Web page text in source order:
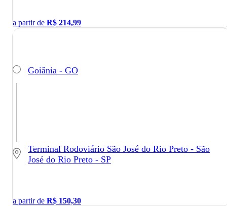
a partir de R$ 214,99
Goiânia - GO
Terminal Rodoviário São José do Rio Preto - São
José do Rio Preto - SP
a partir de R$ 150,30